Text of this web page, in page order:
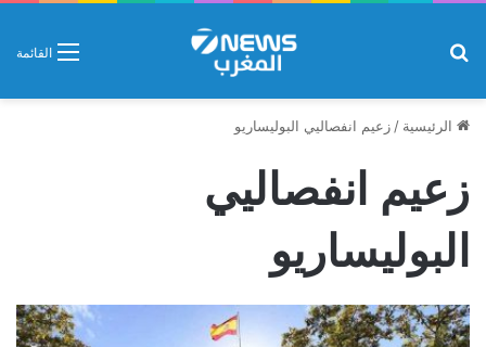
القائمة
الرئيسية / زعيم انفصاليي البوليساريو
زعيم انفصاليي
البوليساريو